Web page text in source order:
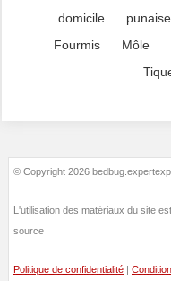
domicile
Fourmis
Môle
© Copyright 2026
L'utilisation des matériaux du site
source
Politique de confidentialité |